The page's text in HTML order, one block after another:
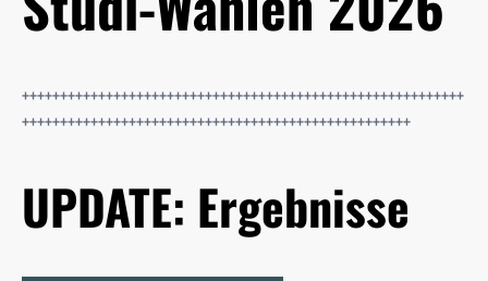
++++++++++++++++++++++++++++++++++++++++++++++++++++++++++
+++++++++++++++++++++++++++++++++++++++++++++++++++
UPDATE: Ergebnisse